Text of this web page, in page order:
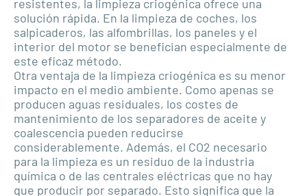
resistentes, la limpieza criogénica ofrece una
solución rápida. En la limpieza de coches, los
salpicaderos, las alfombrillas, los paneles y el
interior del motor se benefician especialmente de
este eficaz método.
Otra ventaja de la limpieza criogénica es su menor
impacto en el medio ambiente. Como apenas se
producen aguas residuales, los costes de
mantenimiento de los separadores de aceite y
coalescencia pueden reducirse
considerablemente. Además, el CO2 necesario
para la limpieza es un residuo de la industria
química o de las centrales eléctricas que no hay
que producir por separado. Esto significa que la